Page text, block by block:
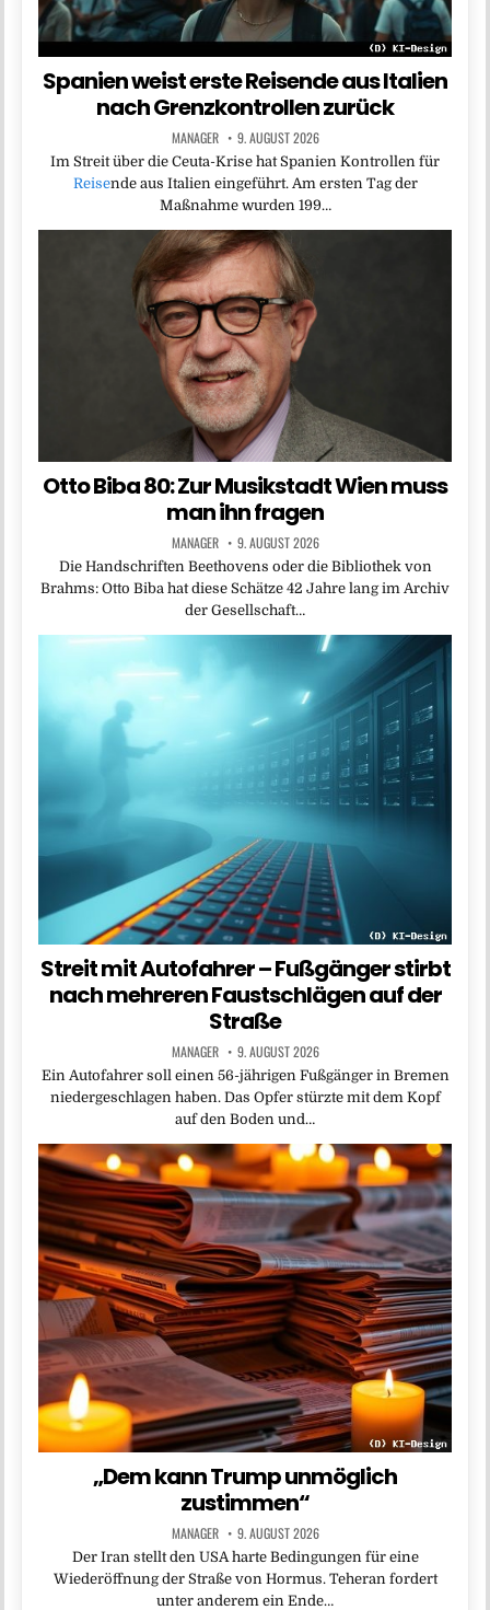
Spanien weist erste Reisende aus Italien
nach Grenzkontrollen zurück
MANAGER 9. AUGUST 2026
Im Streit über die Ceuta-Krise hat Spanien Kontrollen für
Reisende aus Italien eingeführt. Am ersten Tag der
Maßnahme wurden 199…
Otto Biba 80: Zur Musikstadt Wien muss
man ihn fragen
MANAGER 9. AUGUST 2026
Die Handschriften Beethovens oder die Bibliothek von
Brahms: Otto Biba hat diese Schätze 42 Jahre lang im Archiv
der Gesellschaft…
Streit mit Autofahrer – Fußgänger stirbt
nach mehreren Faustschlägen auf der
Straße
MANAGER 9. AUGUST 2026
Ein Autofahrer soll einen 56-jährigen Fußgänger in Bremen
niedergeschlagen haben. Das Opfer stürzte mit dem Kopf
auf den Boden und…
„Dem kann Trump unmöglich
zustimmen“
MANAGER 9. AUGUST 2026
Der Iran stellt den USA harte Bedingungen für eine
Wiederöffnung der Straße von Hormus. Teheran fordert
unter anderem ein Ende…